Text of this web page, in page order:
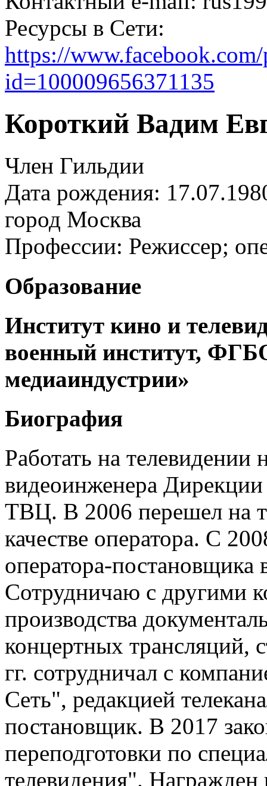
Ресурсы в Сети:
https://
id=100009656371135
Короткий Вадим
Член Гильдии
Дата рождения:
город Москва
Профессии: Режиссер;
Образование
Институт кино и
военный институт,
медиаиндустрии»
Биография
Работать на телевидении
видеоинженера
ТВЦ. В 2006 перешел на
качестве оператора. С
оператора-
Сотрудничаю с другими
производства
концертных трансляций,
гг. сотрудничал с
Сеть", редакцией
постановщик. В 2017
переподготовки по
телевидения".